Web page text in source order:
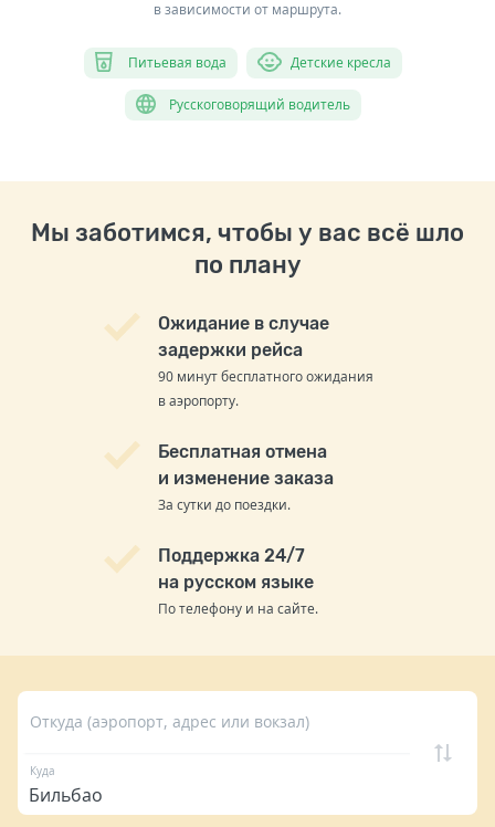
в зависимости от маршрута.
Питьевая вода Детские кресла
Русскоговорящий водитель
Мы заботимся, чтобы у вас всё шло
по плану
Ожидание в случае
задержки рейса
90 минут бесплатного ожидания
в аэропорту.
Бесплатная отмена
и изменение заказа
За сутки до поездки.
Поддержка 24/7
на русском языке
По телефону и на сайте.
Откуда (аэропорт, адрес или вокзал)
Куда